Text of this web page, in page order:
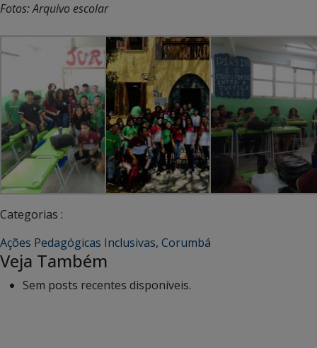
Fotos: Arquivo escolar
Categorias :
Ações Pedagógicas Inclusivas, Corumbá
Veja Também
Sem posts recentes disponíveis.